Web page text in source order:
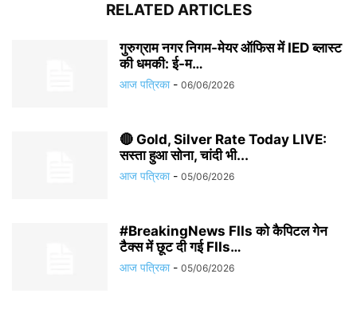
RELATED ARTICLES
गुरुग्राम नगर निगम-मेयर ऑफिस में IED ब्लास्ट
की धमकी: ई-म…
आज पत्रिका - 06/06/2026
🔴 Gold, Silver Rate Today LIVE:
सस्ता हुआ सोना, चांदी भी...
आज पत्रिका - 05/06/2026
#BreakingNews FIIs को कैपिटल गेन
टैक्स में छूट दी गई FIIs…
आज पत्रिका - 05/06/2026